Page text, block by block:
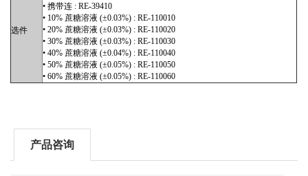
选件
• 携带连 : RE-39410
• 10% 蔗糖溶液 (±0.03%) : RE-110010
• 20% 蔗糖溶液 (±0.03%) : RE-110020
• 30% 蔗糖溶液 (±0.03%) : RE-110030
• 40% 蔗糖溶液 (±0.04%) : RE-110040
• 50% 蔗糖溶液 (±0.05%) : RE-110050
• 60% 蔗糖溶液 (±0.05%) : RE-110060
产品咨询